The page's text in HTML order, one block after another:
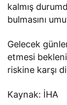
kalmış
bulmasını
Gelecek
etmesi
riskine karşı
Kaynak: İHA